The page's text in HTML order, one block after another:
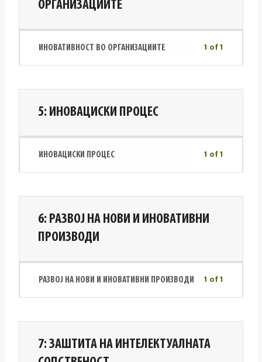
ОРГАНИЗАЦИИТЕ
1 of 1
ИНОВАТИВНОСТ ВО ОРГАНИЗАЦИИТЕ
5: ИНОВАЦИСКИ ПРОЦЕС
1 of 1
ИНОВАЦИСКИ ПРОЦЕС
6: РАЗВОЈ НА НОВИ И ИНОВАТИВНИ
ПРОИЗВОДИ
1 of 1
РАЗВОЈ НА НОВИ И ИНОВАТИВНИ ПРОИЗВОДИ
7: ЗАШТИТА НА ИНТЕЛЕКТУАЛНАТА